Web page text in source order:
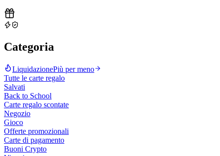
Categoria
LiquidazionePiù per meno
Tutte le carte regalo
Salvati
Back to School
Carte regalo scontate
Negozio
Gioco
Offerte promozionali
Carte di pagamento
Buoni Crypto